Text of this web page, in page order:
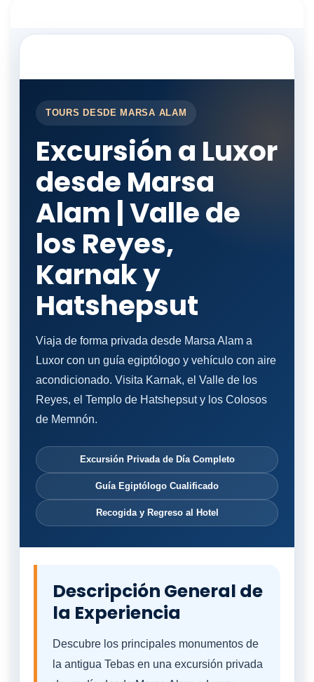
TOURS DESDE MARSA ALAM
Excursión a Luxor
desde Marsa
Alam | Valle de
los Reyes,
Karnak y
Hatshepsut
Viaja de forma privada desde Marsa Alam a
Luxor con un guía egiptólogo y vehículo con aire
acondicionado. Visita Karnak, el Valle de los
Reyes, el Templo de Hatshepsut y los Colosos
de Memnón.
Excursión Privada de Día Completo
Guía Egiptólogo Cualificado
Recogida y Regreso al Hotel
Descripción General de
la Experiencia
Descubre los principales monumentos de
la antigua Tebas en una excursión privada